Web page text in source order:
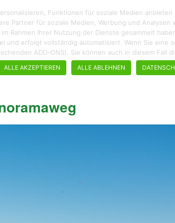
ROADTRIPS WANDERN STÄDTEBUMMEL
Funktionen für soziale Medien
Partner für soziale Medien, Werbung und
Rahmen Ihrer Nutzung der Dienste gesammelt
erfolgt vollständig automatisiert. Wenn Sie eine
ADD-ONS). Sie können auch in diesem Fall
ALLE AKZEPTIEREN ALLE ABLEHNEN